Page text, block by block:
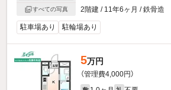
すべての写真
2階建 / 11年6ヶ月 / 鉄骨造
駐車場あり 駐輪場あり
5万円
（管理費4,000円）